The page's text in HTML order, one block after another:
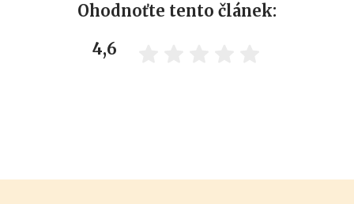
Ohodnoťte tento článek:
4,6